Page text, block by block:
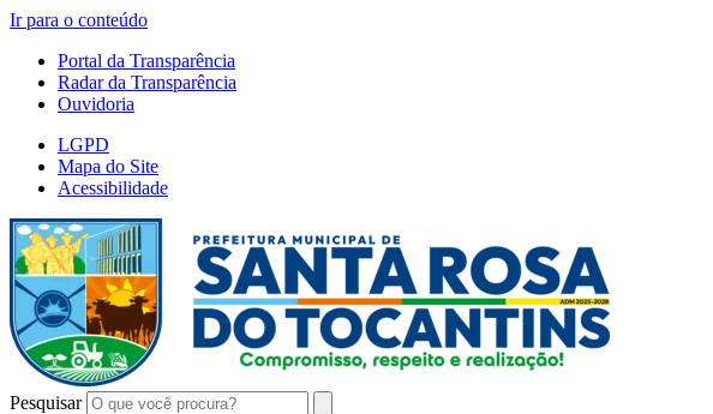
Ir para o conteúdo
Portal da Transparência
Radar da Transparência
Ouvidoria
LGPD
Mapa do Site
Acessibilidade
Pesquisar